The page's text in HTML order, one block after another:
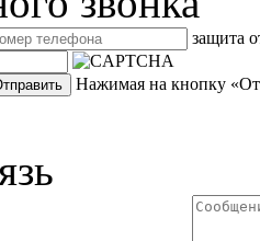
защита
Нажимая на кнопку